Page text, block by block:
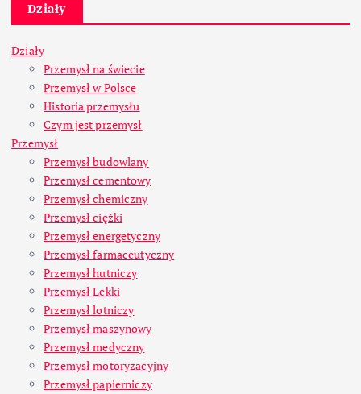
Działy
Działy
Przemysł na świecie
Przemysł w Polsce
Historia przemysłu
Czym jest przemysł
Przemysł
Przemysł budowlany
Przemysł cementowy
Przemysł chemiczny
Przemysł ciężki
Przemysł energetyczny
Przemysł farmaceutyczny
Przemysł hutniczy
Przemysł Lekki
Przemysł lotniczy
Przemysł maszynowy
Przemysł medyczny
Przemysł motoryzacyjny
Przemysł papierniczy